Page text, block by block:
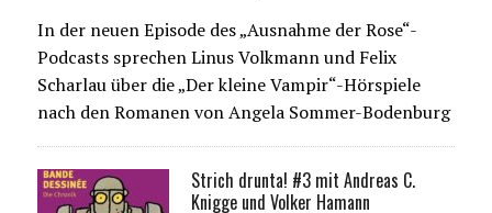
In der neuen Episode des „Ausnahme der Rose“-
Podcasts sprechen Linus Volkmann und Felix
Scharlau über die „Der kleine Vampir“-Hörspiele
nach den Romanen von Angela Sommer-Bodenburg
Strich drunta! #3 mit Andreas C.
Knigge und Volker Hamann